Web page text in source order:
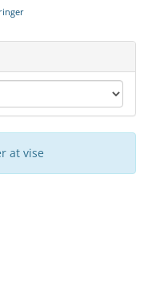
at vise